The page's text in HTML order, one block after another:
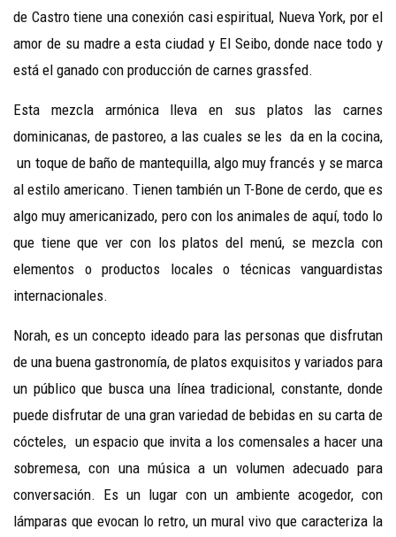
de Castro tiene una conexión casi espiritual, Nueva York, por el
amor de su madre a esta ciudad y El Seibo, donde nace todo y
está el ganado con producción de carnes grassfed.
Esta mezcla armónica lleva en sus platos las carnes
dominicanas, de pastoreo, a las cuales se les da en la cocina,
un toque de baño de mantequilla, algo muy francés y se marca
al estilo americano. Tienen también un T-Bone de cerdo, que es
algo muy americanizado, pero con los animales de aquí, todo lo
que tiene que ver con los platos del menú, se mezcla con
elementos o productos locales o técnicas vanguardistas
internacionales.
Norah, es un concepto ideado para las personas que disfrutan
de una buena gastronomía, de platos exquisitos y variados para
un público que busca una línea tradicional, constante, donde
puede disfrutar de una gran variedad de bebidas en su carta de
cócteles, un espacio que invita a los comensales a hacer una
sobremesa, con una música a un volumen adecuado para
conversación. Es un lugar con un ambiente acogedor, con
lámparas que evocan lo retro, un mural vivo que caracteriza la